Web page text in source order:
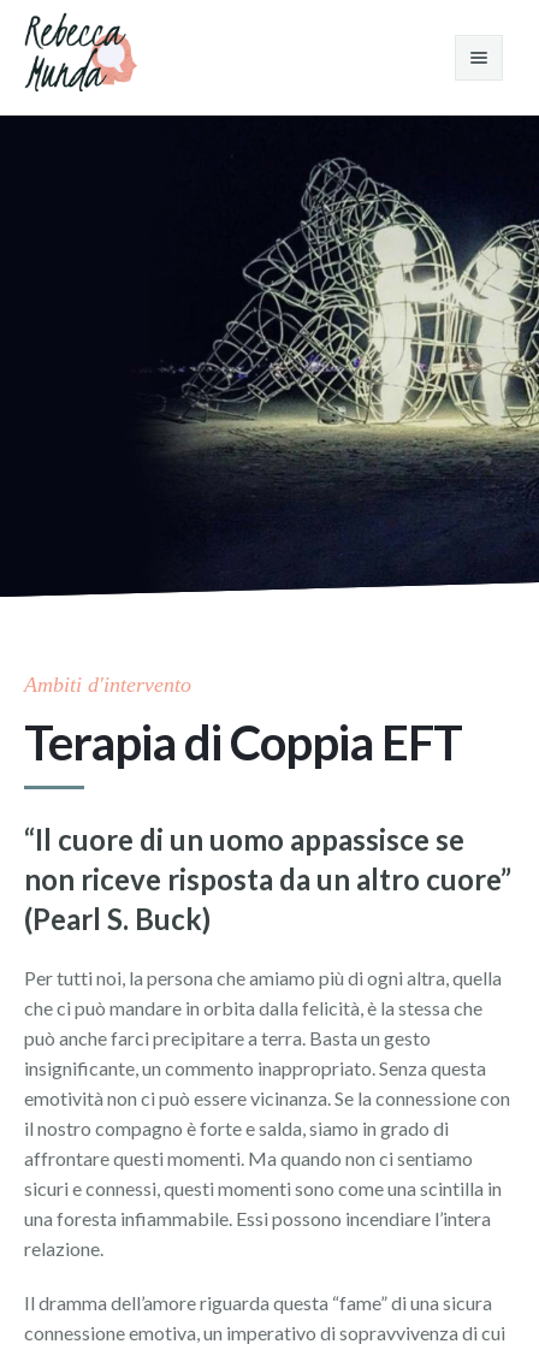
Disturbi dell’infanzia e Parent Training
Disturbi dell’adolescenza e pre-adolescenza
Disturbi Ossessivo-Compulsivi
Disturbi Alimentari
Disturbi da Trauma Complesso
Ambiti d'intervento
Terapia di Coppia EFT
“Il cuore di un uomo appassisce se
non riceve risposta da un altro cuore”
(Pearl S. Buck)
Per tutti noi, la persona che amiamo più di ogni altra, quella
che ci può mandare in orbita dalla felicità, è la stessa che
può anche farci precipitare a terra. Basta un gesto
insignificante, un commento inappropriato. Senza questa
emotività non ci può essere vicinanza. Se la connessione con
il nostro compagno è forte e salda, siamo in grado di
affrontare questi momenti. Ma quando non ci sentiamo
sicuri e connessi, questi momenti sono come una scintilla in
una foresta infiammabile. Essi possono incendiare l’intera
relazione.
Il dramma dell’amore riguarda questa “fame” di una sicura
connessione emotiva, un imperativo di sopravvivenza di cui